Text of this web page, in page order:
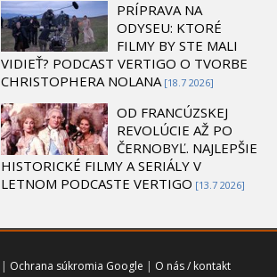
PRÍPRAVA NA
ODYSEU: KTORÉ
FILMY BY STE MALI
VIDIEŤ? PODCAST VERTIGO O TVORBE
CHRISTOPHERA NOLANA [18.7 2026]
OD FRANCÚZSKEJ
REVOLÚCIE AŽ PO
ČERNOBYĽ. NAJLEPŠIE
HISTORICKÉ FILMY A SERIÁLY V
LETNOM PODCASTE VERTIGO [13.7 2026]
| Ochrana súkromia Google | O nás / kontakt